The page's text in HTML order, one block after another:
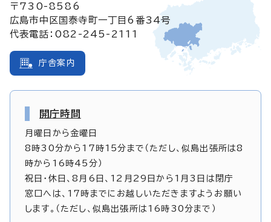
〒730-8586
広島市中区国泰寺町一丁目6番34号
代表電話：082-245-2111
庁舎案内
開庁時間
月曜日から金曜日
8時30分から17時15分まで（ただし、似島出張所は8
時から16時45分）
祝日・休日、8月6日、12月29日から1月3日は閉庁
窓口へは、17時までにお越しいただきますようお願い
します。（ただし、似島出張所は16時30分まで）